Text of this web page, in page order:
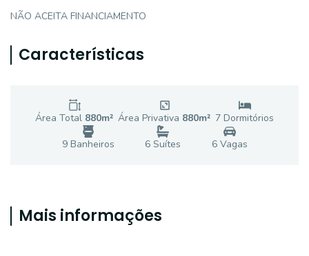
NÃO ACEITA FINANCIAMENTO
Características
Área Total 880m² Área Privativa 880m² 7 Dormitórios
9Banheiros 6 Suítes 6Vagas
Mais informações